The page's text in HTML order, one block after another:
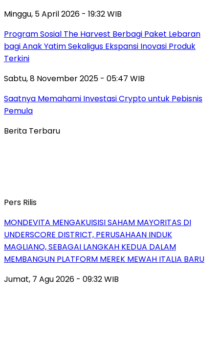
Minggu, 5 April 2026 - 19:32 WIB
Program Sosial The Harvest Berbagi Paket Lebaran
bagi Anak Yatim Sekaligus Ekspansi Inovasi Produk
Terkini
Sabtu, 8 November 2025 - 05:47 WIB
Saatnya Memahami Investasi Crypto untuk Pebisnis
Pemula
Berita Terbaru
Pers Rilis
MONDEVITA MENGAKUISISI SAHAM MAYORITAS DI
UNDERSCORE DISTRICT, PERUSAHAAN INDUK
MAGLIANO, SEBAGAI LANGKAH KEDUA DALAM
MEMBANGUN PLATFORM MEREK MEWAH ITALIA BARU
Jumat, 7 Agu 2026 - 09:32 WIB